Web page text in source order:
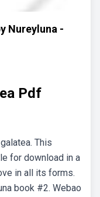
Nureyluna -
Pdf
This
for download in a
in all its forms.
book #2. Webao